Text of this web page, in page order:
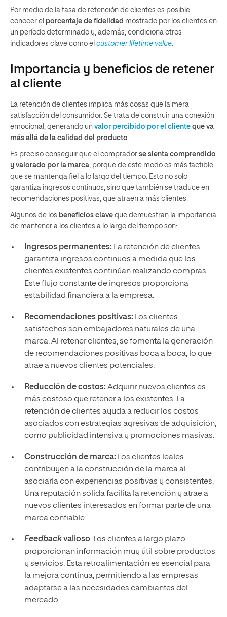
Por medio de la tasa de retención de clientes es posible
conocer el porcentaje de fidelidad mostrado por los clientes en
un período determinado y, además, condiciona otros
indicadores clave como el customer lifetime value.
Importancia y beneficios de retener
al cliente
La retención de clientes implica más cosas que la mera
satisfacción del consumidor. Se trata de construir una conexión
emocional, generando un valor percibido por el cliente que va
más allá de la calidad del producto.
Es preciso conseguir que el comprador se sienta comprendido
y valorado por la marca, porque de este modo es más factible
que se mantenga fiel a lo largo del tiempo. Esto no solo
garantiza ingresos continuos, sino que también se traduce en
recomendaciones positivas, que atraen a más clientes.
Algunos de los beneficios clave que demuestran la importancia
de mantener a los clientes a lo largo del tiempo son:
Ingresos permanentes: La retención de clientes
garantiza ingresos continuos a medida que los
clientes existentes continúan realizando compras.
Este flujo constante de ingresos proporciona
estabilidad financiera a la empresa.
Recomendaciones positivas: Los clientes
satisfechos son embajadores naturales de una
marca. Al retener clientes, se fomenta la generación
de recomendaciones positivas boca a boca, lo que
atrae a nuevos clientes potenciales.
Reducción de costos: Adquirir nuevos clientes es
más costoso que retener a los existentes. La
retención de clientes ayuda a reducir los costos
asociados con estrategias agresivas de adquisición,
como publicidad intensiva y promociones masivas.
Construcción de marca: Los clientes leales
contribuyen a la construcción de la marca al
asociarla con experiencias positivas y consistentes.
Una reputación sólida facilita la retención y atrae a
nuevos clientes interesados en formar parte de una
marca confiable.
Feedbackvalioso: Los clientes a largo plazo
proporcionan información muy útil sobre productos
y servicios. Esta retroalimentación es esencial para
la mejora continua, permitiendo a las empresas
adaptarse a las necesidades cambiantes del
mercado.